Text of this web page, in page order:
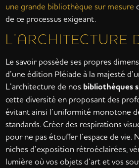
une grande bibliothèque sur mesure
de ce processus exigeant.
L’ARCHITECTURE
Le savoir possède ses propres
d’une édition Pléiade à la majesté
L’architecture de nos bibliothèques
cette diversité en proposant des
évitant ainsi l’uniformité monotone
standards. Créer des respirations
pour ne pas étouffer l’espace de vie.
niches d’exposition rétroéclairées,
lumière où vos objets d’art et vos